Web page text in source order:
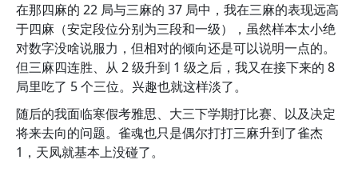
在那四麻的 22 局与三麻的 37 局中，我在三麻的表现远高
于四麻（安定段位分别为三段和一级），虽然样本太小绝
对数字没啥说服力，但相对的倾向还是可以说明一点的。
但三麻四连胜、从 2 级升到 1 级之后，我又在接下来的 8
局里吃了 5 个三位。兴趣也就这样淡了。
随后的我面临寒假考雅思、大三下学期打比赛、以及决定
将来去向的问题。雀魂也只是偶尔打打三麻升到了雀杰
1，天凤就基本上没碰了。